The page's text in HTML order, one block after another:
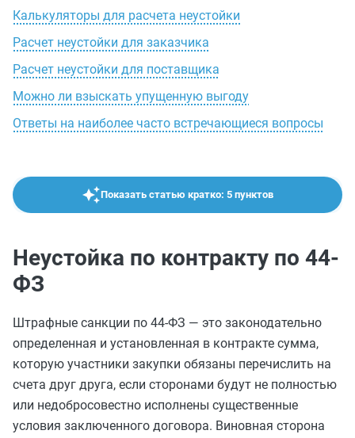
Калькуляторы для расчета неустойки
Расчет неустойки для заказчика
Расчет неустойки для поставщика
Можно ли взыскать упущенную выгоду
Ответы на наиболее часто встречающиеся вопросы
Показать статью кратко: 5 пунктов
Неустойка по контракту по 44-
ФЗ
Штрафные санкции по 44-ФЗ — это законодательно
определенная и установленная в контракте сумма,
которую участники закупки обязаны перечислить на
счета друг друга, если сторонами будут не полностью
или недобросовестно исполнены существенные
условия заключенного договора. Виновная сторона